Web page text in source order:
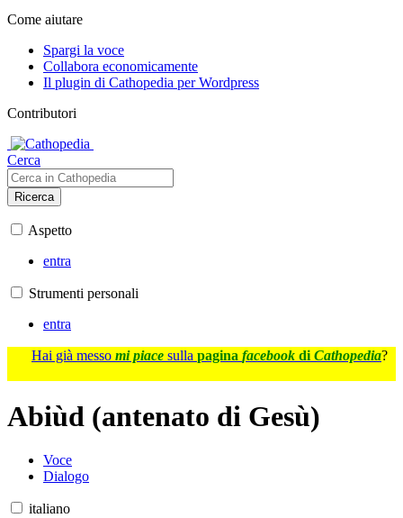
Come aiutare
Spargi la voce
Collabora economicamente
Il plugin di Cathopedia per Wordpress
Contributori
Cerca
Ricerca
Aspetto
entra
Strumenti personali
entra
Hai già messo mi piace sulla pagina facebook di Cathopedia?
Abiùd (antenato di Gesù)
Voce
Dialogo
italiano